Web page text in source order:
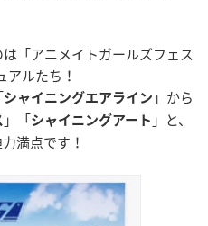
「アニメイトガールズフェス
アルたち！
シャイニングエアライン 」から
」「シャイニングアート 」と、
満点です！